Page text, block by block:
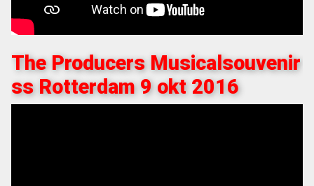
The Producers Musicalsouvenir
ss Rotterdam 9 okt 2016